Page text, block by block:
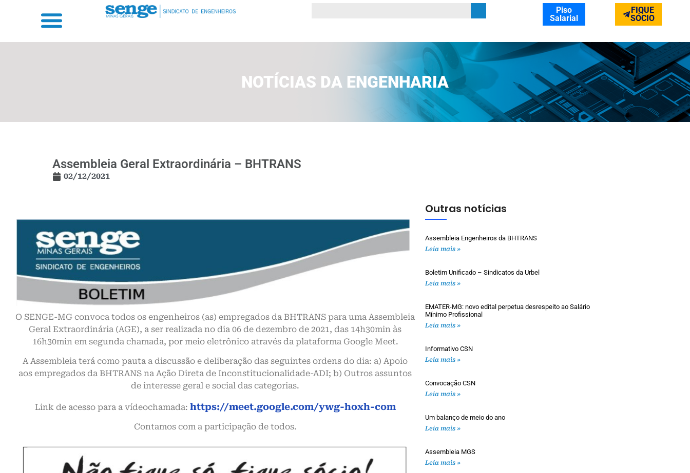
Piso
Salarial
FIQUE
SÓCIO
NOTÍCIAS DA ENGENHARIA
Assembleia Geral Extraordinária – BHTRANS
02/12/2021
O SENGE-MG convoca todos os engenheiros (as) empregados da BHTRANS para uma Assembleia
Geral Extraordinária (AGE), a ser realizada no dia 06 de dezembro de 2021, das 14h30min às
16h30min em segunda chamada, por meio eletrônico através da plataforma Google Meet.
A Assembleia terá como pauta a discussão e deliberação das seguintes ordens do dia: a) Apoio
aos empregados da BHTRANS na Ação Direta de Inconstitucionalidade-ADI; b) Outros assuntos
de interesse geral e social das categorias.
Link de acesso para a vídeochamada: https://meet.google.com/ywg-hoxh-com
Contamos com a participação de todos.
Outras notícias
Assembleia Engenheiros da BHTRANS
Leia mais »
Boletim Unificado – Sindicatos da Urbel
Leia mais »
EMATER-MG: novo edital perpetua desrespeito ao Salário
Mínimo Profissional
Leia mais »
Informativo CSN
Leia mais »
Convocação CSN
Leia mais »
Um balanço de meio do ano
Leia mais »
Assembleia MGS
Leia mais »